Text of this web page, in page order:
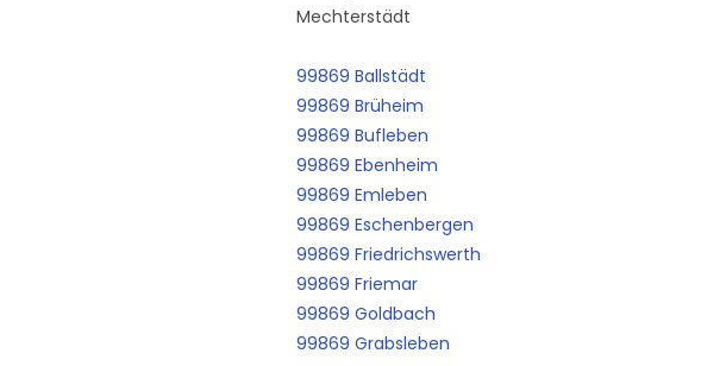
Mechterstädt
99869 Ballstädt
99869 Brüheim
99869 Bufleben
99869 Ebenheim
99869 Emleben
99869 Eschenbergen
99869 Friedrichswerth
99869 Friemar
99869 Goldbach
99869 Grabsleben